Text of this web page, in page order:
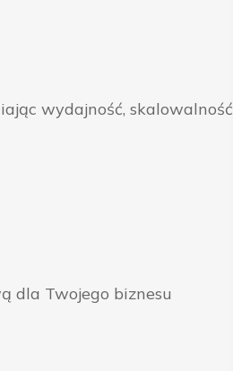
wydajność, skalowalność
dla Twojego biznesu